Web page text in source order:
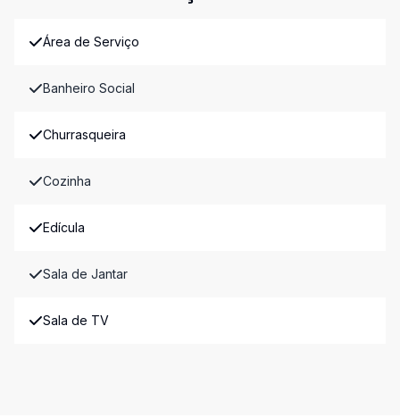
Área de Serviço
Banheiro Social
Churrasqueira
Cozinha
Edícula
Sala de Jantar
Sala de TV